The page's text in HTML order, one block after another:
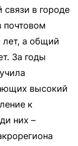
связи в городе
почтовом
лет, а общий
За годы
высокий
к
них –